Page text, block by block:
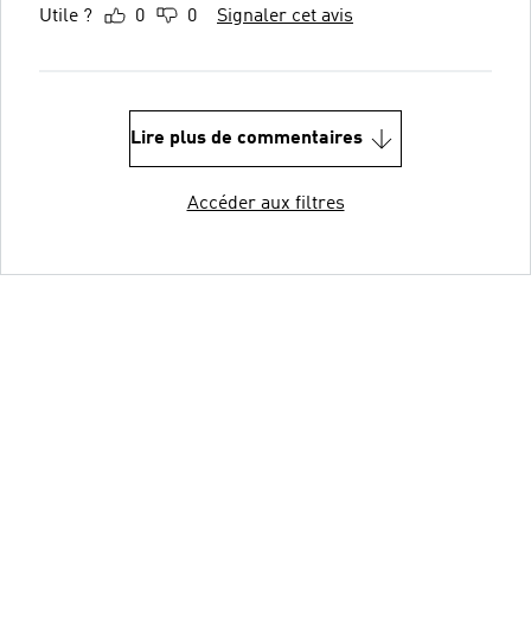
Utile ? 0 0 Signaler cet avis
Lire plus de commentaires
Accéder aux filtres